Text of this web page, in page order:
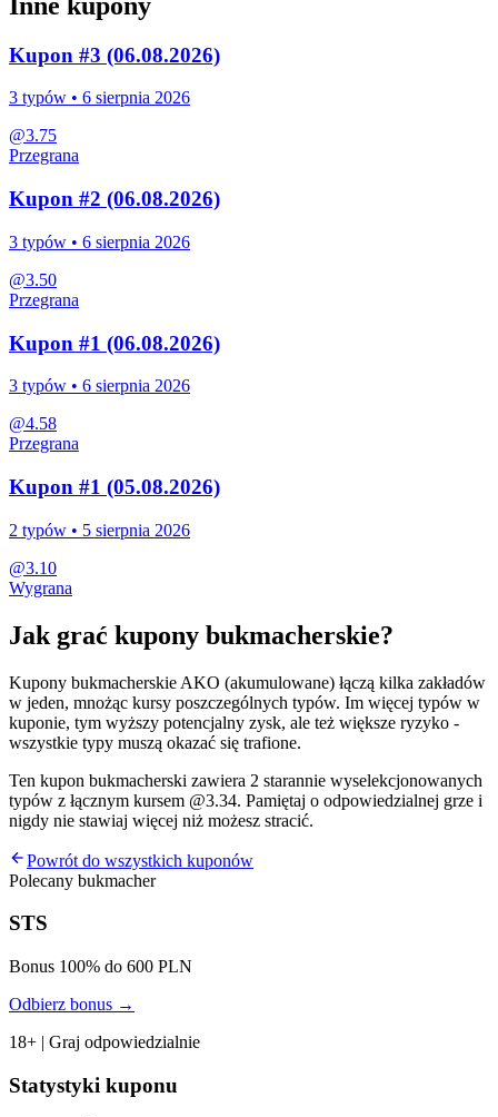
Kupon #3 (06.08.2026)
3 typów • 6 sierpnia 2026
@3.75
Przegrana
Kupon #2 (06.08.2026)
3 typów • 6 sierpnia 2026
@3.50
Przegrana
Kupon #1 (06.08.2026)
3 typów • 6 sierpnia 2026
@4.58
Przegrana
Kupon #1 (05.08.2026)
2 typów • 5 sierpnia 2026
@3.10
Wygrana
Jak grać kupony bukmacherskie?
Kupony bukmacherskie AKO (akumulowane) łączą kilka zakładów
w jeden, mnożąc kursy poszczególnych typów. Im więcej typów w
kuponie, tym wyższy potencjalny zysk, ale też większe ryzyko -
wszystkie typy muszą okazać się trafione.
Ten kupon bukmacherski zawiera 2 starannie wyselekcjonowanych
typów z łącznym kursem @3.34. Pamiętaj o odpowiedzialnej grze i
nigdy nie stawiaj więcej niż możesz stracić.
Powrót do wszystkich kuponów
Polecany bukmacher
STS
Bonus 100% do 600 PLN
Odbierz bonus →
18+ | Graj odpowiedzialnie
Statystyki kuponu